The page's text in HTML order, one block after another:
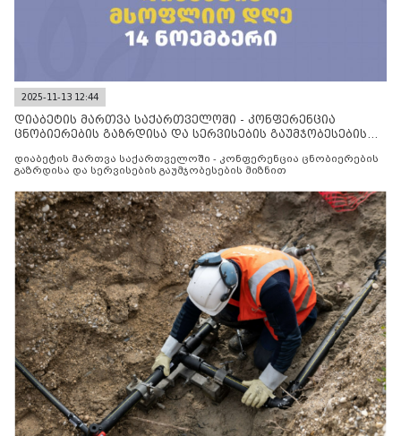
2025-11-13 12:44
დიაბეტის მართვა საქართველოში - კონფერენცია
ცნობიერების გაზრდისა და სერვისების გაუმჯობესების
დიაბეტის მართვა საქართველოში - კონფერენცია ცნობიერების
გაზრდისა და სერვისების გაუმჯობესების მიზნით